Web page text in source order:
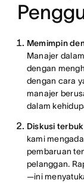
Memimpin
Manajer
dengan
dengan cara
manajer
dalam
Diskusi
kami
pembaruan
pelanggan.
—ini